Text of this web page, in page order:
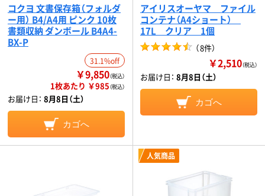
コクヨ 文書保存箱（フォルダ
ー用） B4/A4用 ピンク 10枚
書類収納 ダンボール B4A4-
BX-P
31.1%off
￥9,850（税込）
1枚あたり ￥985（税込）
お届け日： 8月8日（土）
カゴへ
アイリスオーヤマ ファイル
コンテナ（A4ショート）
17L クリア 1個
（8件）
￥2,510（税込）
お届け日： 8月8日（土）
カゴへ
人気商品